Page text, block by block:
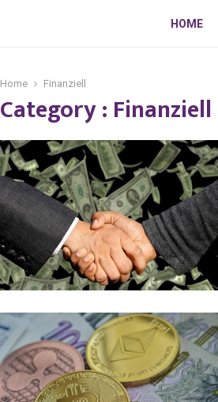
HOME
Home Finanziell
Category : Finanziell